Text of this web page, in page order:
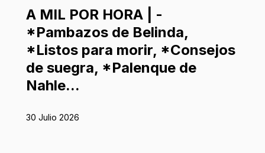
A MIL POR HORA | -
*Pambazos de Belinda,
*Listos para morir, *Consejos
de suegra, *Palenque de
Nahle...
30 Julio 2026